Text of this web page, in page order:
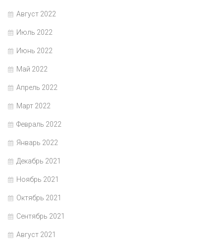
Август 2022
Июль 2022
Июнь 2022
Май 2022
Апрель 2022
Март 2022
Февраль 2022
Январь 2022
Декабрь 2021
Ноябрь 2021
Октябрь 2021
Сентябрь 2021
Август 2021